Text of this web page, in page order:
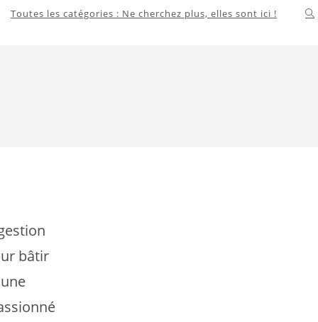
Toutes les catégories : Ne cherchez plus, elles sont ici !
bâtir